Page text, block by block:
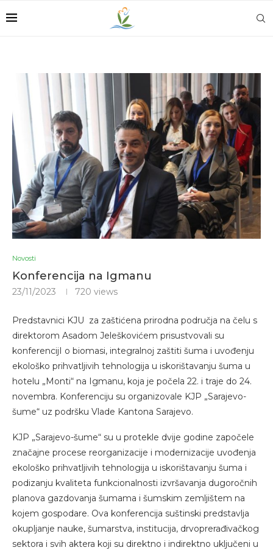
Novosti
Konferencija na Igmanu
23/11/2023 720 views
Predstavnici KJU za zaštićena prirodna područja na čelu s
direktorom Asadom Jeleškovićem prisustvovali su
konferencijI o biomasi, integralnoj zaštiti šuma i uvođenju
ekološko prihvatljivih tehnologija u iskorištavanju šuma u
hotelu „Monti“ na Igmanu, koja je počela 22. i traje do 24.
novembra. Konferenciju su organizovale KJP „Sarajevo-
šume“ uz podršku Vlade Kantona Sarajevo.
KJP „Sarajevo-šume“ su u protekle dvije godine započele
značajne procese reorganizacije i modernizacije uvođenja
ekološko prihvatljivih tehnologija u iskorištavanju šuma i
podizanju kvaliteta funkcionalnosti izvršavanja dugoročnih
planova gazdovanja šumama i šumskim zemljištem na
kojem gospodare. Ova konferencija suštinski predstavlja
okupljanje nauke, šumarstva, institucija, drvoprerađivačkog
sektora i svih aktera koji su direktno i indirektno uključeni u